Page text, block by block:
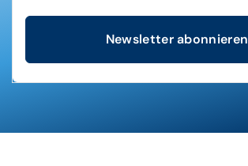
Newsletter abonnieren